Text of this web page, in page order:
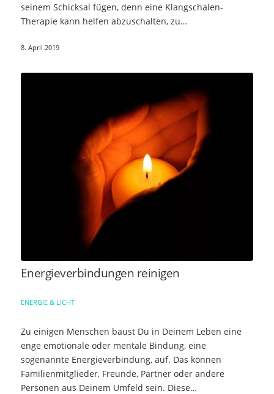
seinem Schicksal fügen, denn eine Klangschalen-
Therapie kann helfen abzuschalten, zu…
8. April 2019
Energieverbindungen reinigen
ENERGIE & LICHT
Zu einigen Menschen baust Du in Deinem Leben eine
enge emotionale oder mentale Bindung, eine
sogenannte Energieverbindung, auf. Das können
Familienmitglieder, Freunde, Partner oder andere
Personen aus Deinem Umfeld sein. Diese